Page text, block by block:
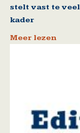
stelt vast te
kader
Meer lezen